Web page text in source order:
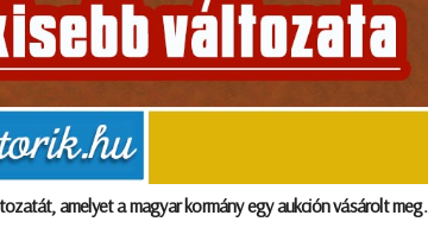
amelyet a magyar kormány egy aukción vásárolt meg.